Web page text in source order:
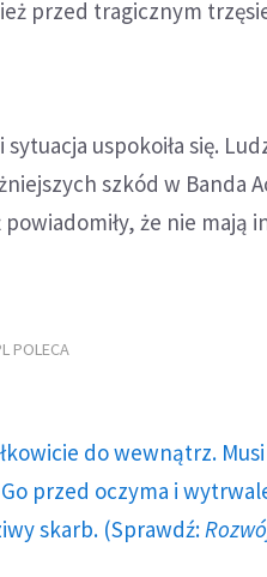
przed tragicznym
uspokoiła się.
szkód w Banda
że nie mają
POLECA
do wewnątrz.
przed oczyma i
skarb. (Sprawdź: